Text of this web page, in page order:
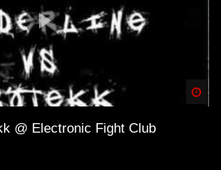
@ Electronic Fight Club